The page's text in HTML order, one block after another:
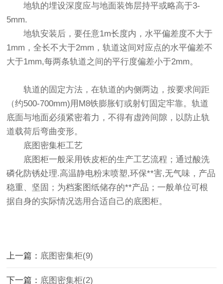
地轨的埋设深度应与地面装饰层持平或略高于3-
5mm.
地轨安装后，要任意1m长度内，水平偏差度不大于
1mm，全长不大于2mm，轨道这间对应点的水平偏差不
大于1mm,每两条轨道之间的平行度偏差小于2mm。
轨道的固定方法，在轨道的内侧两边，按要求间距
（约500-700mm)用M8铁膨胀钉或射钉固定牢靠。轨道
底面与地面必须紧密着力，不得有虚跨间隙，以防止轨
道载荷后弯曲变形。
底图密集柜工艺
底图柜一般采用铁皮柜的生产工艺流程；通过酸洗
磷化防锈处理.高温静电粉末喷塑,环保**害,无气味，产品
稳重、坚固；为档案图纸储存的**产品；一般单位可根
据自身的实际情况选用合适自己的底图柜。
上一篇： 底图密集柜(9)
下一篇： 底图密集柜(2)